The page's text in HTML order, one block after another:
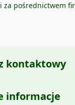
za pośrednictwem
kontaktowy
informacje